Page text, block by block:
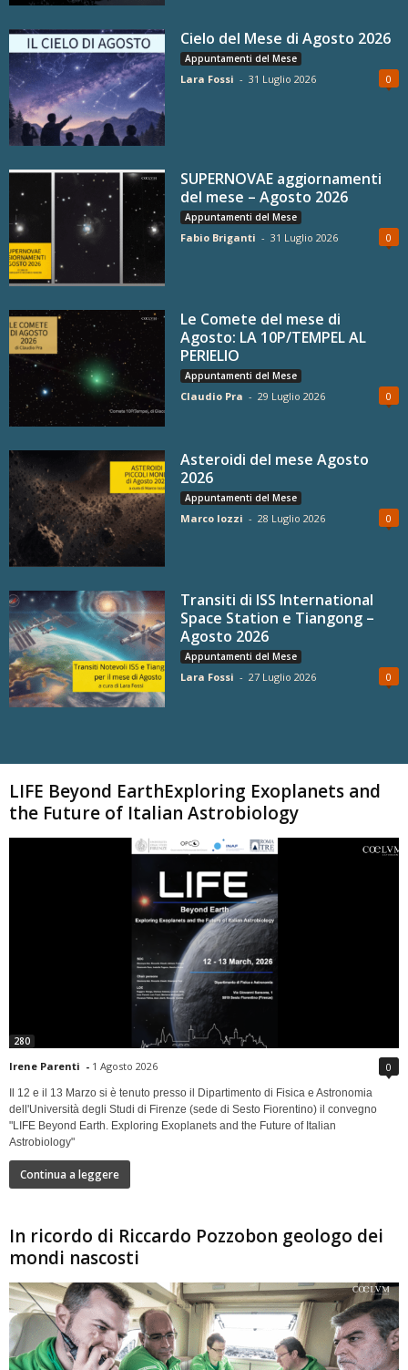
Cielo del Mese di Agosto 2026
Appuntamenti del Mese
Lara Fossi - 31 Luglio 2026 0
SUPERNOVAE aggiornamenti
del mese – Agosto 2026
Appuntamenti del Mese
Fabio Briganti - 31 Luglio 2026 0
Le Comete del mese di
Agosto: LA 10P/TEMPEL AL
PERIELIO
Appuntamenti del Mese
Claudio Pra - 29 Luglio 2026 0
Asteroidi del mese Agosto
2026
Appuntamenti del Mese
Marco Iozzi - 28 Luglio 2026 0
Transiti di ISS International
Space Station e Tiangong –
Agosto 2026
Appuntamenti del Mese
Lara Fossi - 27 Luglio 2026 0
LIFE Beyond EarthExploring Exoplanets and
the Future of Italian Astrobiology
280
Irene Parenti - 1 Agosto 2026 0
Il 12 e il 13 Marzo si è tenuto presso il Dipartimento di Fisica e Astronomia
dell'Università degli Studi di Firenze (sede di Sesto Fiorentino) il convegno
"LIFE Beyond Earth. Exploring Exoplanets and the Future of Italian
Astrobiology"
Continua a leggere
In ricordo di Riccardo Pozzobon geologo dei
mondi nascosti